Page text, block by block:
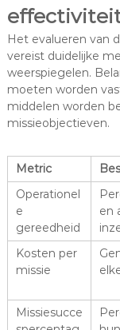
Het evalueren van
vereist duidelijke
weerspiegelen.
moeten worden
middelen worden
missieobjectieven.
Metric
Operationel
e
gereedheid
en
Kosten per
missie
Missiesucce